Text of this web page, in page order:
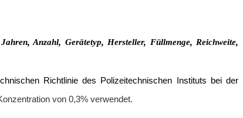
Anzahl, Gerätetyp, Hersteller, Füllmenge, Reichweite,
Richtlinie des Polizeitechnischen Instituts bei der
von 0,3% verwendet.